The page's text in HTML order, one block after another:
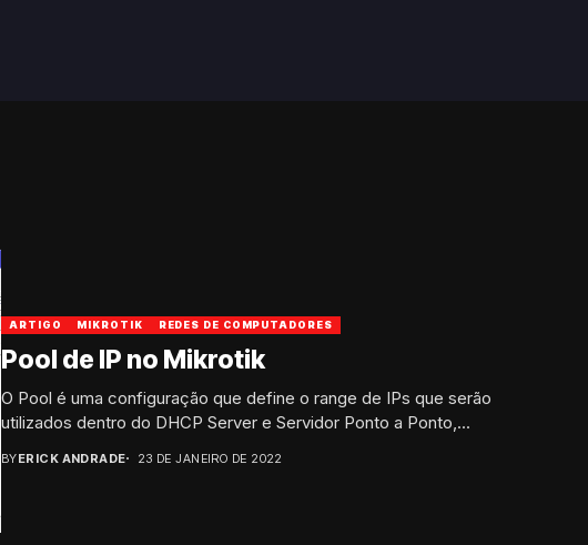
ARTIGO MIKROTIK REDES DE COMPUTADORES
Pool de IP no Mikrotik
O Pool é uma configuração que define o range de IPs que serão
utilizados dentro do DHCP Server e Servidor Ponto a Ponto,...
BYERICK ANDRADE 23 DE JANEIRO DE 2022